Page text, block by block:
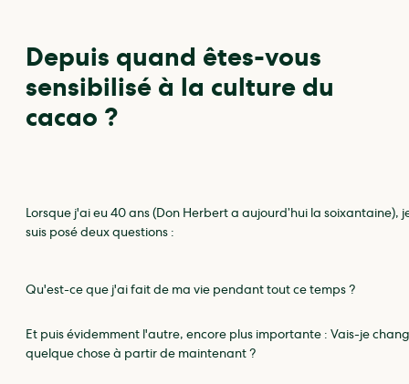
Depuis quand êtes-vous
sensibilisé à la culture du
cacao ?
Lorsque j'ai eu 40 ans (Don Herbert a aujourd’hui la soixantaine),
suis posé deux questions :
Qu'est-ce que j'ai fait de ma vie pendant tout ce temps ?
Et puis évidemment l'autre, encore plus importante : Vais-je
quelque chose à partir de maintenant ?